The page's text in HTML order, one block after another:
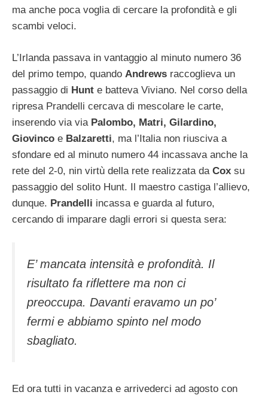
ma anche poca voglia di cercare la profondità e gli
scambi veloci.
L’Irlanda passava in vantaggio al minuto numero 36
del primo tempo, quando Andrews raccoglieva un
passaggio di Hunt e batteva Viviano. Nel corso della
ripresa Prandelli cercava di mescolare le carte,
inserendo via via Palombo, Matri, Gilardino,
Giovinco e Balzaretti, ma l’Italia non riusciva a
sfondare ed al minuto numero 44 incassava anche la
rete del 2-0, nin virtù della rete realizzata da Cox su
passaggio del solito Hunt. Il maestro castiga l’allievo,
dunque. Prandelli incassa e guarda al futuro,
cercando di imparare dagli errori si questa sera:
E’ mancata intensità e profondità. Il
risultato fa riflettere ma non ci
preoccupa. Davanti eravamo un po’
fermi e abbiamo spinto nel modo
sbagliato.
Ed ora tutti in vacanza e arrivederci ad agosto con